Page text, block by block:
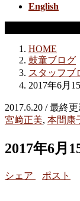
English
HOME
鼓童ブログ
スタッフブ
2017年6月
2017.6.20 / 最終更
宮﨑正美, 本間康
2017年6
シェア ポスト